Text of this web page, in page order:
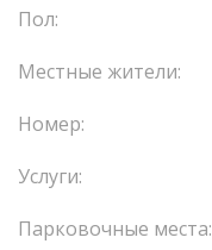
Пол:
Местные жители:
Номер:
Услуги:
Парковочные места: